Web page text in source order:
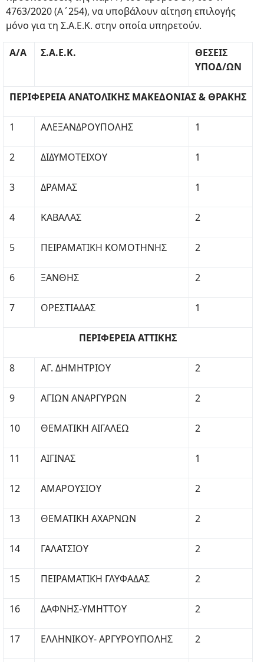
4763/2020 (Α΄254), να υποβάλουν αίτηση επιλογής
μόνο για τη Σ.Α.Ε.Κ. στην οποία υπηρετούν.
A/A Σ.Α.Ε.Κ.
ΘΕΣΕΙΣ
ΥΠΟΔ/ΩΝ
ΠΕΡΙΦΕΡΕΙΑ ΑΝΑΤΟΛΙΚΗΣ ΜΑΚΕΔΟΝΙΑΣ & ΘΡΑΚΗΣ
1 ΑΛΕΞΑΝΔΡΟΥΠΟΛΗΣ 1
2 ΔΙΔΥΜΟΤΕΙΧΟΥ 1
3 ΔΡΑΜΑΣ 1
4 ΚΑΒΑΛΑΣ 2
5 ΠΕΙΡΑΜΑΤΙΚΗ ΚΟΜΟΤΗΝΗΣ 2
6 ΞΑΝΘΗΣ 2
7 ΟΡΕΣΤΙΑΔΑΣ 1
ΠΕΡΙΦΕΡΕΙΑ ΑΤΤΙΚΗΣ
8 ΑΓ. ΔΗΜΗΤΡΙΟΥ 2
9 ΑΓΙΩΝ ΑΝΑΡΓΥΡΩΝ 2
10 ΘΕΜΑΤΙΚΗ ΑΙΓΑΛΕΩ 2
11 ΑΙΓΙΝΑΣ 1
12 ΑΜΑΡΟΥΣΙΟΥ 2
13 ΘΕΜΑΤΙΚΗ ΑΧΑΡΝΩΝ 2
14 ΓΑΛΑΤΣΙΟΥ 2
15 ΠΕΙΡΑΜΑΤΙΚΗ ΓΛΥΦΑΔΑΣ 2
16 ΔΑΦΝΗΣ-ΥΜΗΤΤΟΥ 2
17 ΕΛΛΗΝΙΚΟΥ- ΑΡΓΥΡΟΥΠΟΛΗΣ 2